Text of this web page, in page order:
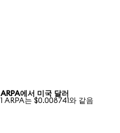
ARPA에서 미국 달러
1 ARPA는 $0.008741와 같음